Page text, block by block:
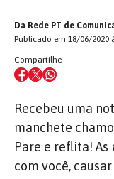
Da Rede PT de
Publicado em 18/06/2020
Compartilhe
Recebeu uma
manchete
Pare e reflita! As
com você,